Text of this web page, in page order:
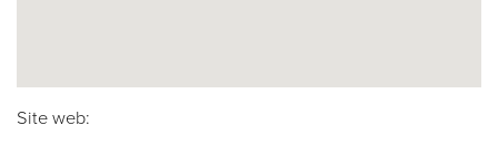
Site web: